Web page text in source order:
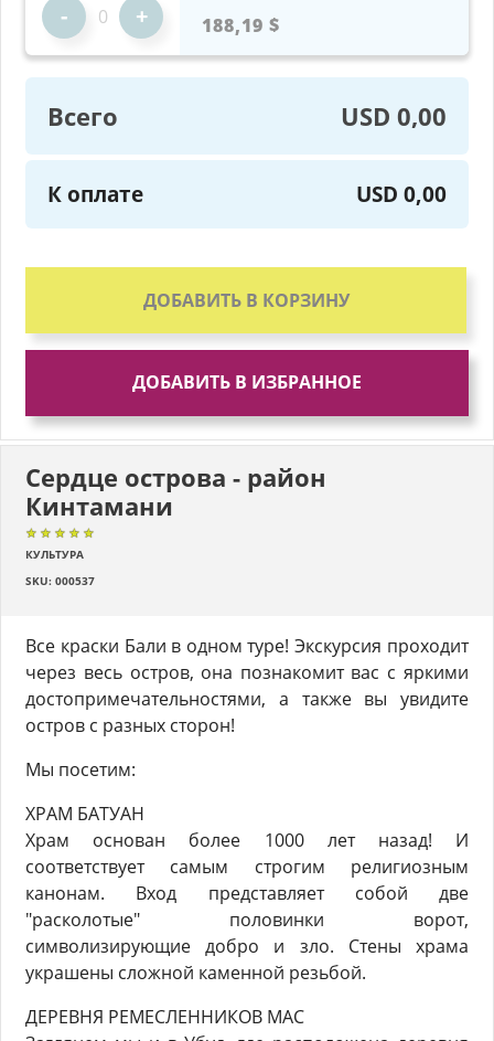
Сердце острова - район
Кинтамани
★★★★★
★★★★★
★★★★★
КУЛЬТУРА
SKU: 000537
Все краски Бали в одном туре! Экскурсия проходит
через весь остров, она познакомит вас с яркими
достопримечательностями, а также вы увидите
остров с разных сторон!
Мы посетим:
ХРАМ БАТУАН
Храм основан более 1000 лет назад! И
соответствует самым строгим религиозным
канонам. Вход представляет собой две
"расколотые" половинки ворот,
символизирующие добро и зло. Стены храма
украшены сложной каменной резьбой.
ДЕРЕВНЯ РЕМЕСЛЕННИКОВ МАС
188,19 $
- +
Всего USD 0,00
К оплате USD 0,00
ДОБАВИТЬ В КОРЗИНУ
ДОБАВИТЬ В ИЗБРАННОЕ